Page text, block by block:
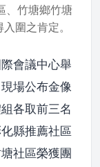
、竹塘鄉竹塘
圍之肯定。
會議中心舉
場公布金像
各取前三名
縣推薦社區
社區榮獲團